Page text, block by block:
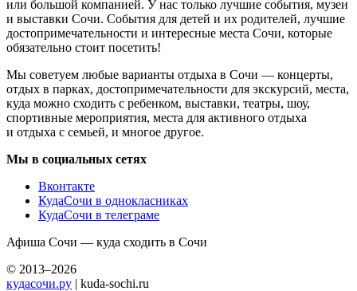
или большой компанией. У нас только лучшие события, музеи
и выставки Сочи. События для детей и их родителей, лучшие
достопримечательности и интересные места Сочи, которые
обязательно стоит посетить!
Мы советуем любые варианты отдыха в Сочи — концерты,
отдых в парках, достопримечательности для экскурсий, места,
куда можно сходить с ребенком, выставки, театры, шоу,
спортивные мероприятия, места для активного отдыха
и отдыха с семьей, и многое другое.
Мы в социальных сетях
Вконтакте
КудаСочи в однокласниках
КудаСочи в телеграме
Афиша Сочи — куда сходить в Сочи
© 2013–2026
кудасочи.ру | kuda-sochi.ru